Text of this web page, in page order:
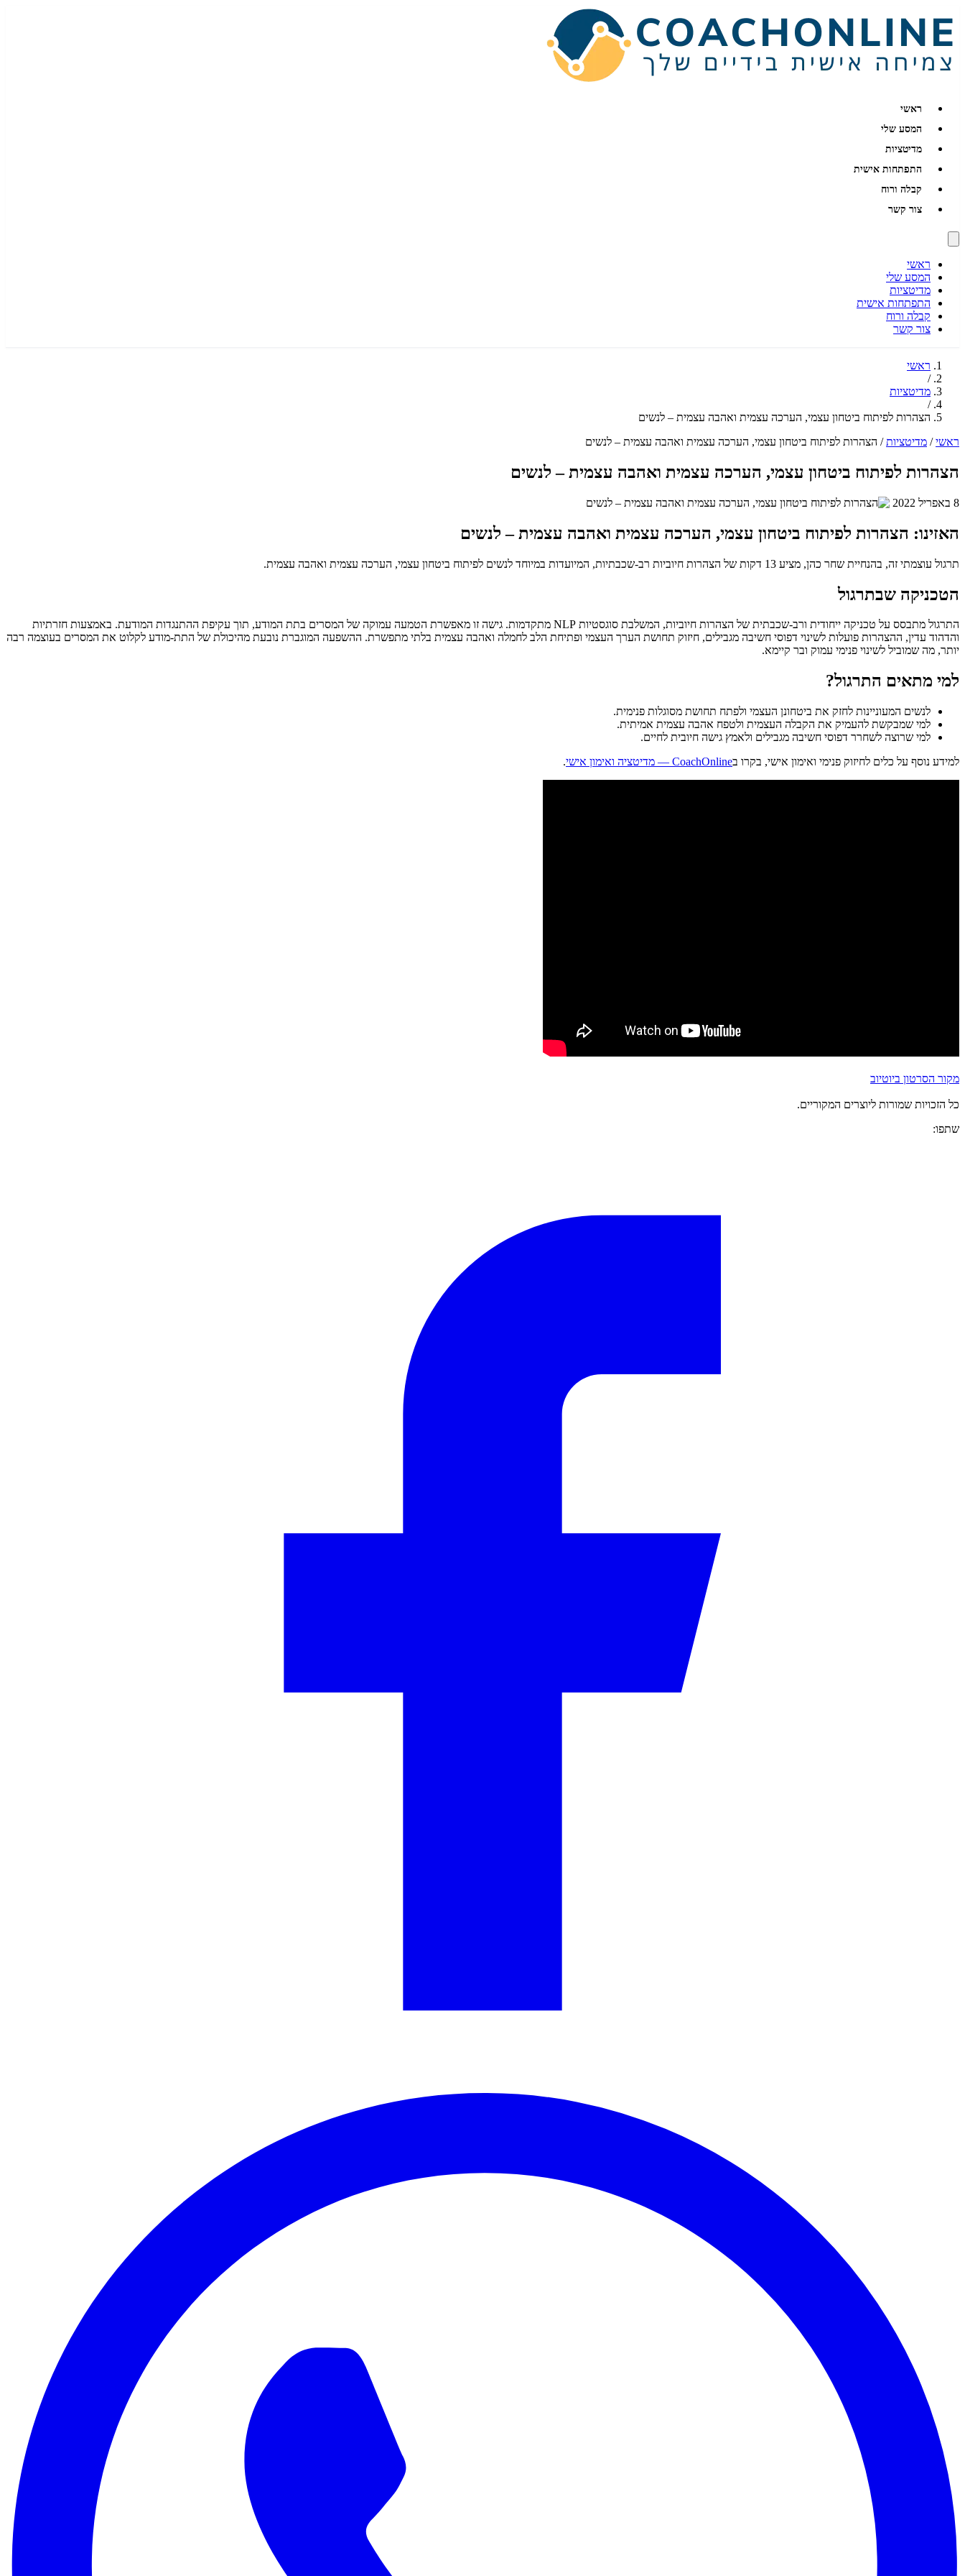
ראשי
המסע שלי
מדיטציות
התפתחות אישית
קבלה ורוח
צור קשר
ראשי
המסע שלי
מדיטציות
התפתחות אישית
קבלה ורוח
צור קשר
ראשי
/
מדיטציות
/
הצהרות לפיתוח ביטחון עצמי, הערכה עצמית ואהבה עצמית – לנשים
ראשי / מדיטציות / הצהרות לפיתוח ביטחון עצמי, הערכה עצמית ואהבה עצמית – לנשים
הצהרות לפיתוח ביטחון עצמי, הערכה עצמית ואהבה עצמית – לנשים
8 באפריל 2022
האזינו: הצהרות לפיתוח ביטחון עצמי, הערכה עצמית ואהבה עצמית – לנשים
תרגול עוצמתי זה, בהנחיית שחר כהן, מציע 13 דקות של הצהרות חיוביות רב-שכבתיות, המיועדות במיוחד לנשים לפיתוח ביטחון עצמי, הערכה עצמית ואהבה עצמית.
הטכניקה שבתרגול
התרגול מתבסס על טכניקה ייחודית ורב-שכבתית של הצהרות חיוביות, המשלבת סוגסטיות NLP מתקדמות. גישה זו מאפשרת הטמעה עמוקה של המסרים בתת המודע, תוך עקיפת ההתנגדות המודעת. באמצעות חזרתיות
והדהוד עדין, ההצהרות פועלות לשינוי דפוסי חשיבה מגבילים, חיזוק תחושת הערך העצמי ופתיחת הלב לחמלה ואהבה עצמית בלתי מתפשרת. ההשפעה המוגברת נובעת מהיכולת של התת-מודע לקלוט את המסרים בעוצמה רבה
יותר, מה שמוביל לשינוי פנימי עמוק ובר קיימא.
למי מתאים התרגול?
לנשים המעוניינות לחזק את ביטחונן העצמי ולפתח תחושת מסוגלות פנימית.
למי שמבקשת להעמיק את הקבלה העצמית ולטפח אהבה עצמית אמיתית.
למי שרוצה לשחרר דפוסי חשיבה מגבילים ולאמץ גישה חיובית לחיים.
למידע נוסף על כלים לחיזוק פנימי ואימון אישי, בקרו בCoachOnline — מדיטציה ואימון אישי .
מקור הסרטון ביוטיוב
כל הזכויות שמורות ליוצרים המקוריים.
שתפו: